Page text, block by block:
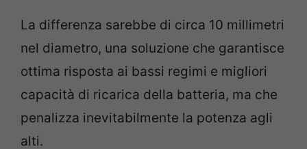
La differenza sarebbe di circa 10 millimetri
nel diametro, una soluzione che garantisce
ottima risposta ai bassi regimi e migliori
capacità di ricarica della batteria, ma che
penalizza inevitabilmente la potenza agli
alti.